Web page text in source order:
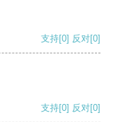
支持[0] 反对[0]
支持[0] 反对[0]